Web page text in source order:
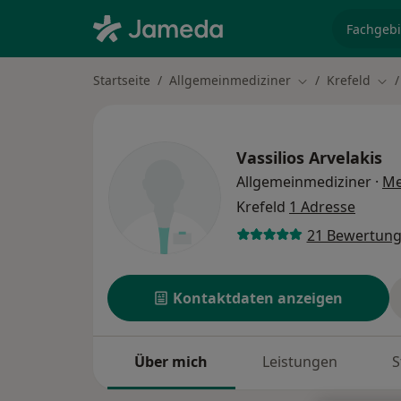
Startseite Allgemeinmediziner Stadt ändern
Krefeld
Vassilios Arvelakis
Allgemeinmediziner ·
Krefeld 1 Adresse
21
Kontaktdaten anzeigen
Über mich Leistungen